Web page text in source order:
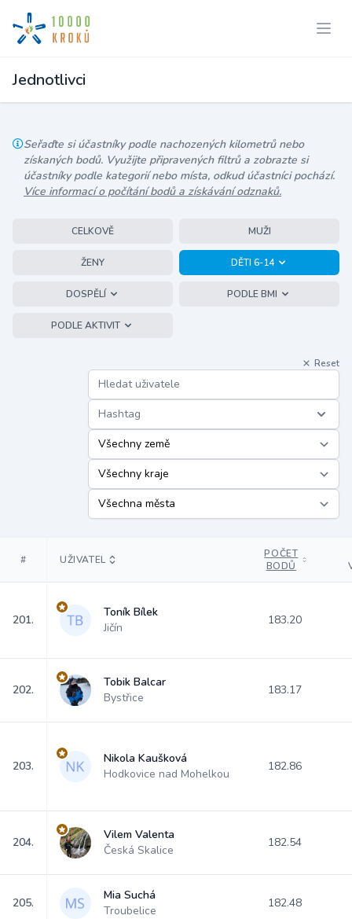
Jednotlivci
Seřaďte si účastníky podle nachozených kilometrů nebo
získaných bodů. Využijte připravených filtrů a zobrazte si
účastníky podle kategorií nebo místa, odkud účastníci pochází.
Více informací o počítání bodů a získávání odznaků.
CELKOVĚ MUŽI
ŽENY DĚTI 6-14
DOSPĚLÍ PODLE BMI
PODLE AKTIVIT
Reset
Hashtag
# UŽIVATEL
POČET
BODŮ
201.
Toník Bílek
Jičín
183.20
202.
Tobik Balcar
Bystřice
183.17
203.
Nikola Kaušková
Hodkovice nad Mohelkou
182.86
204.
Vilem Valenta
Česká Skalice
182.54
205.
Mia Suchá
Troubelice
182.48